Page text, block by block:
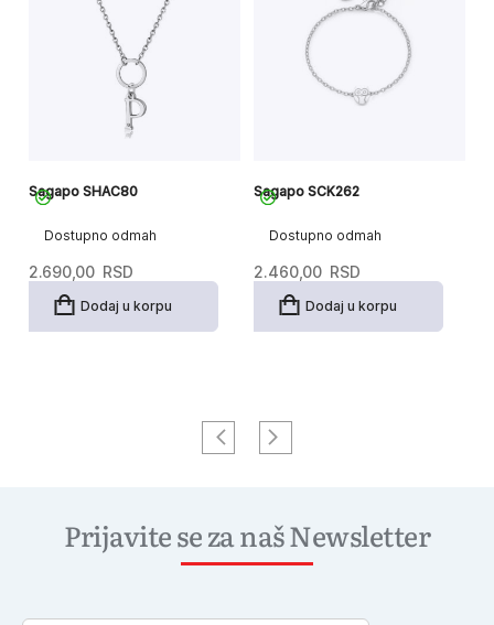
Dostupno odmah
Sagapo SHAC80
2.690,00 RSD
Dodaj u korpu
Dostupno odmah
Sagapo SCK262
2.460,00 RSD
Dodaj u korpu
Prijavite se za naš Newsletter